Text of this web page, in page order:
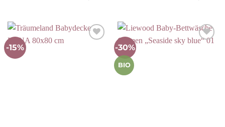
-15% -30%
BIO